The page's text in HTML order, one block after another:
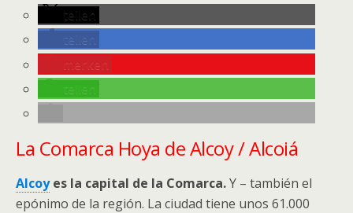
teilen
teilen
merken
teilen
La Comarca Hoya de Alcoy / Alcoiá
Alcoyes la capital de la Comarca.Y – también el
epónimo de la región. La ciudad tiene unos 61.000